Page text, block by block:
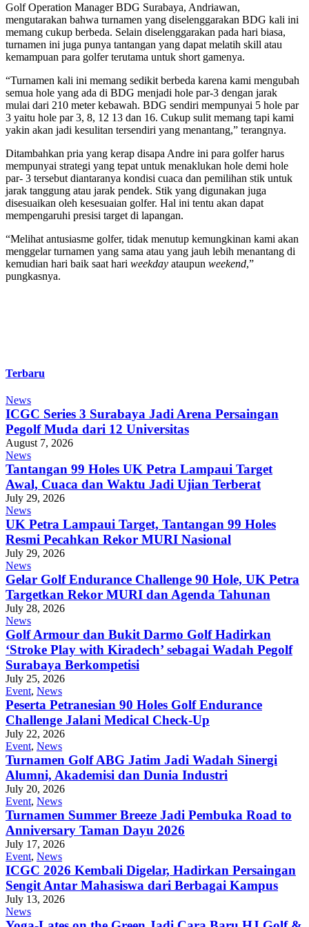
Golf Operation Manager BDG Surabaya, Andriawan,
mengutarakan bahwa turnamen yang diselenggarakan BDG kali ini
memang cukup berbeda. Selain diselenggarakan pada hari biasa,
turnamen ini juga punya tantangan yang dapat melatih skill atau
kemampuan para golfer terutama untuk short gamenya.
“Turnamen kali ini memang sedikit berbeda karena kami mengubah
semua hole yang ada di BDG menjadi hole par-3 dengan jarak
mulai dari 210 meter kebawah. BDG sendiri mempunyai 5 hole par
3 yaitu hole par 3, 8, 12 13 dan 16. Cukup sulit memang tapi kami
yakin akan jadi kesulitan tersendiri yang menantang,” terangnya.
Ditambahkan pria yang kerap disapa Andre ini para golfer harus
mempunyai strategi yang tepat untuk menaklukan hole demi hole
par- 3 tersebut diantaranya kondisi cuaca dan pemilihan stik untuk
jarak tanggung atau jarak pendek. Stik yang digunakan juga
disesuaikan oleh kesesuaian golfer. Hal ini tentu akan dapat
mempengaruhi presisi target di lapangan.
“Melihat antusiasme golfer, tidak menutup kemungkinan kami akan
menggelar turnamen yang sama atau yang jauh lebih menantang di
kemudian hari baik saat hari weekday ataupun weekend,”
pungkasnya.
Terbaru
News
ICGC Series 3 Surabaya Jadi Arena Persaingan
Pegolf Muda dari 12 Universitas
August 7, 2026
News
Tantangan 99 Holes UK Petra Lampaui Target
Awal, Cuaca dan Waktu Jadi Ujian Terberat
July 29, 2026
News
UK Petra Lampaui Target, Tantangan 99 Holes
Resmi Pecahkan Rekor MURI Nasional
July 29, 2026
News
Gelar Golf Endurance Challenge 90 Hole, UK Petra
Targetkan Rekor MURI dan Agenda Tahunan
July 28, 2026
News
Golf Armour dan Bukit Darmo Golf Hadirkan
‘Stroke Play with Kiradech’ sebagai Wadah Pegolf
Surabaya Berkompetisi
July 25, 2026
Event, News
Peserta Petranesian 90 Holes Golf Endurance
Challenge Jalani Medical Check-Up
July 22, 2026
Event, News
Turnamen Golf ABG Jatim Jadi Wadah Sinergi
Alumni, Akademisi dan Dunia Industri
July 20, 2026
Event, News
Turnamen Summer Breeze Jadi Pembuka Road to
Anniversary Taman Dayu 2026
July 17, 2026
Event, News
ICGC 2026 Kembali Digelar, Hadirkan Persaingan
Sengit Antar Mahasiswa dari Berbagai Kampus
July 13, 2026
News